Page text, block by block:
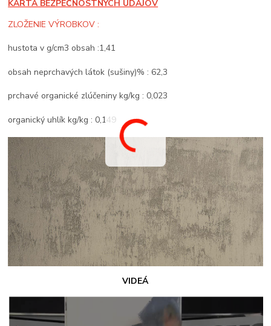
KARTA BEZPEČNOSTNÝCH ÚDAJOV
ZLOŽENIE VÝROBKOV :
hustota v g/cm3 obsah :1,41
obsah neprchavých látok (sušiny)% : 62,3
prchavé organické zlúčeniny kg/kg : 0,023
organický uhlík kg/kg : 0,149
VIDEÁ